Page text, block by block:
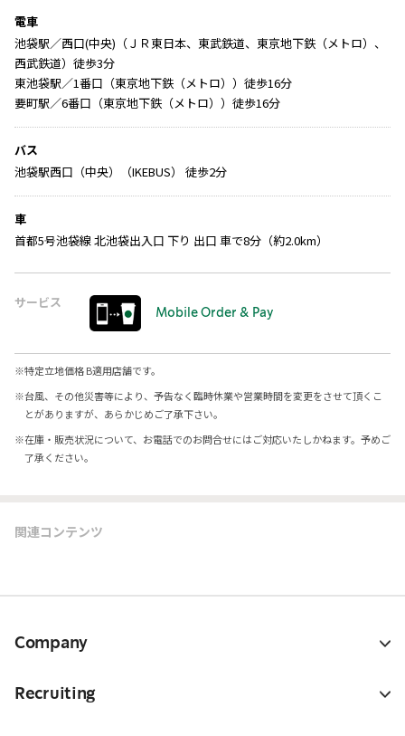
電車
池袋駅／西口(中央)（ＪＲ東日本、東武鉄道、東京地下鉄（メトロ）、
西武鉄道）徒歩3分
東池袋駅／1番口（東京地下鉄（メトロ））徒歩16分
要町駅／6番口（東京地下鉄（メトロ））徒歩16分
バス
池袋駅西口（中央）（IKEBUS） 徒歩2分
車
首都5号池袋線 北池袋出入口 下り 出口 車で8分（約2.0km）
サービス
Mobile Order & Pay
※特定立地価格 B適用店舗です。
※台風、その他災害等により、予告なく臨時休業や営業時間を変更をさせて頂くこ
とがありますが、あらかじめご了承下さい。
※在庫・販売状況について、お電話でのお問合せにはご対応いたしかねます。予めご
了承ください。
関連コンテンツ
Company
Recruiting